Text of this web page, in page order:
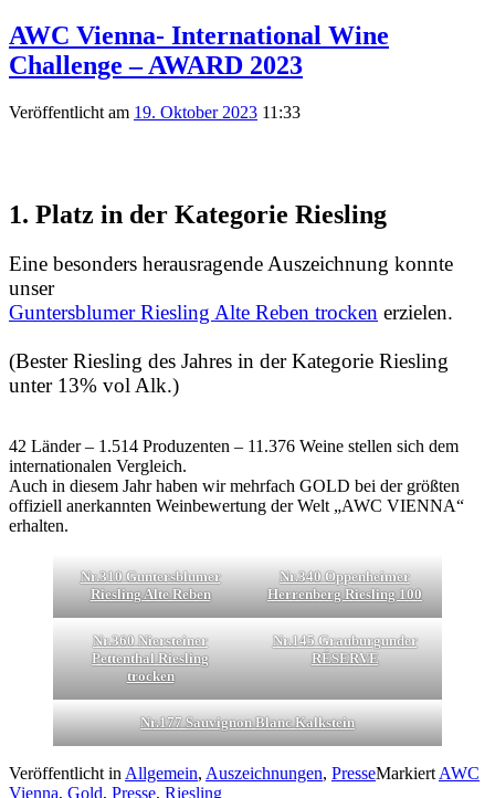
AWC Vienna- International Wine
Challenge – AWARD 2023
Veröffentlicht am 19. Oktober 2023 11:33
1. Platz in der Kategorie Riesling
Eine besonders herausragende Auszeichnung konnte
unser
Guntersblumer Riesling Alte Reben trocken erzielen.
(Bester Riesling des Jahres in der Kategorie Riesling
unter 13% vol Alk.)
42 Länder – 1.514 Produzenten – 11.376 Weine stellen sich dem
internationalen Vergleich.
Auch in diesem Jahr haben wir mehrfach GOLD bei der größten
offiziell anerkannten Weinbewertung der Welt „AWC VIENNA“
erhalten.
Nr.310 Guntersblumer
Riesling Alte Reben
Nr.340 Oppenheimer
Herrenberg Riesling 100
Nr.360 Niersteiner
Pettenthal Riesling
trocken
Nr.145 Grauburgunder
RÉSERVE
Nr.177 Sauvignon Blanc Kalkstein
Veröffentlicht in Allgemein, Auszeichnungen, PresseMarkiert AWC
Vienna, Gold, Presse, Riesling